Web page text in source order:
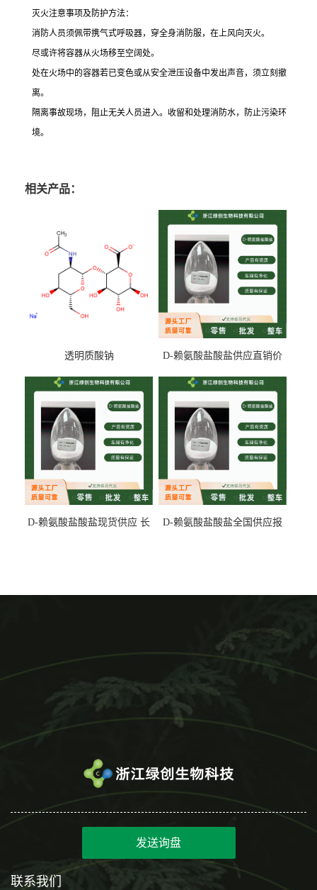
灭火注意事项及防护方法：
消防人员须佩带携气式呼吸器，穿全身消防服，在上风向灭火。
尽或许将容器从火场移至空阔处。
处在火场中的容器若已变色或从安全泄压设备中发出声音，须立刻撤
离。
隔离事故现场，阻止无关人员进入。收留和处理消防水，防止污染环
境。
相关产品：
透明质酸钠
D-赖氨酸盐酸盐供应直销价
D-赖氨酸盐酸盐现货供应 长
D-赖氨酸盐酸盐全国供应报
发送询盘
联系我们